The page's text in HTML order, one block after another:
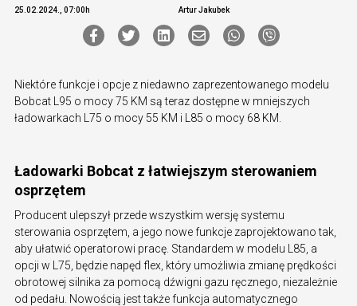
25.02.2024., 07:00h Artur Jakubek
Niektóre funkcje i opcje z niedawno zaprezentowanego modelu
Bobcat L95 o mocy 75 KM są teraz dostępne w mniejszych
ładowarkach L75 o mocy 55 KM i L85 o mocy 68 KM.
Ładowarki Bobcat z łatwiejszym sterowaniem
osprzętem
Producent ulepszył przede wszystkim wersję systemu
sterowania osprzętem, a jego nowe funkcje zaprojektowano tak,
aby ułatwić operatorowi pracę. Standardem w modelu L85, a
opcji w L75, będzie napęd flex, który umożliwia zmianę prędkości
obrotowej silnika za pomocą dźwigni gazu ręcznego, niezależnie
od pedału. Nowością jest także funkcja automatycznego